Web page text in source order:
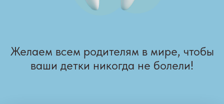
Желаем всем родителям в мире, чтобы
ваши детки никогда не болели!